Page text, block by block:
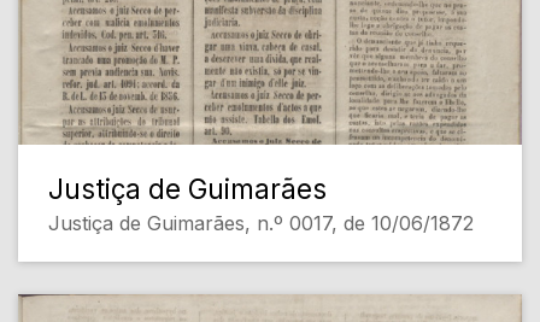
Justiça de Guimarães
Justiça de Guimarães, n.º 0017, de 10/06/1872